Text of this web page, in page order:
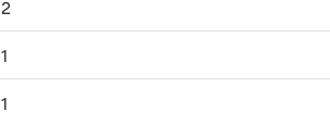
2
1
1